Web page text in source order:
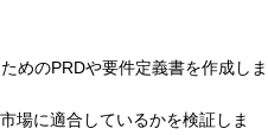
めのPRDや要件定義書を作成しま
場に適合しているかを検証しま